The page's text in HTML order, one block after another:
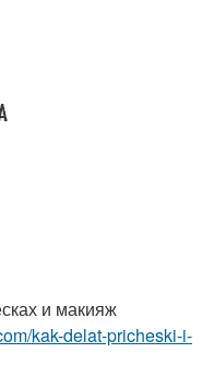
и макияж
kak-delat-pricheski-i-